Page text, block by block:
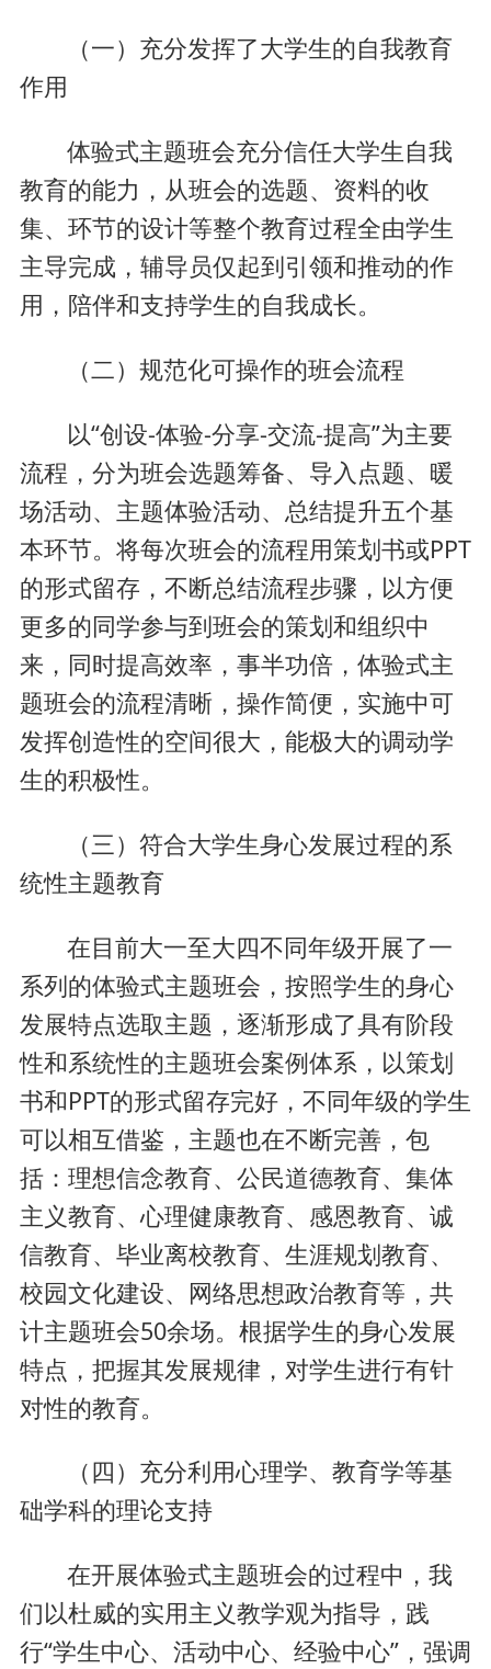
（一）充分发挥了大学生的自我教育
作用
体验式主题班会充分信任大学生自我
教育的能力，从班会的选题、资料的收
集、环节的设计等整个教育过程全由学生
主导完成，辅导员仅起到引领和推动的作
用，陪伴和支持学生的自我成长。
（二）规范化可操作的班会流程
以“创设-体验-分享-交流-提高”为主要
流程，分为班会选题筹备、导入点题、暖
场活动、主题体验活动、总结提升五个基
本环节。将每次班会的流程用策划书或PPT
的形式留存，不断总结流程步骤，以方便
更多的同学参与到班会的策划和组织中
来，同时提高效率，事半功倍，体验式主
题班会的流程清晰，操作简便，实施中可
发挥创造性的空间很大，能极大的调动学
生的积极性。
（三）符合大学生身心发展过程的系
统性主题教育
在目前大一至大四不同年级开展了一
系列的体验式主题班会，按照学生的身心
发展特点选取主题，逐渐形成了具有阶段
性和系统性的主题班会案例体系，以策划
书和PPT的形式留存完好，不同年级的学生
可以相互借鉴，主题也在不断完善，包
括：理想信念教育、公民道德教育、集体
主义教育、心理健康教育、感恩教育、诚
信教育、毕业离校教育、生涯规划教育、
校园文化建设、网络思想政治教育等，共
计主题班会50余场。根据学生的身心发展
特点，把握其发展规律，对学生进行有针
对性的教育。
（四）充分利用心理学、教育学等基
础学科的理论支持
在开展体验式主题班会的过程中，我
们以杜威的实用主义教学观为指导，践
行“学生中心、活动中心、经验中心”，强调